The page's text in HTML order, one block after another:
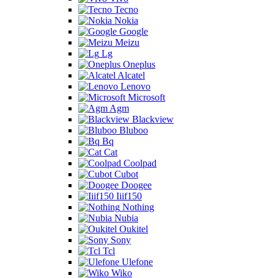
Tecno
Nokia
Google
Meizu
Lg
Oneplus
Alcatel
Lenovo
Microsoft
Agm
Blackview
Bluboo
Bq
Cat
Coolpad
Cubot
Doogee
Iiif150
Nothing
Nubia
Oukitel
Sony
Tcl
Ulefone
Wiko